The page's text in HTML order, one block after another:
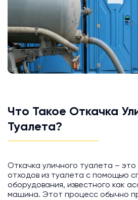
Что Такое Откачка
Туалета?
Откачка уличного туалета –
отходов из туалета с помощью
оборудования, известного как
машина. Этот процесс обычно